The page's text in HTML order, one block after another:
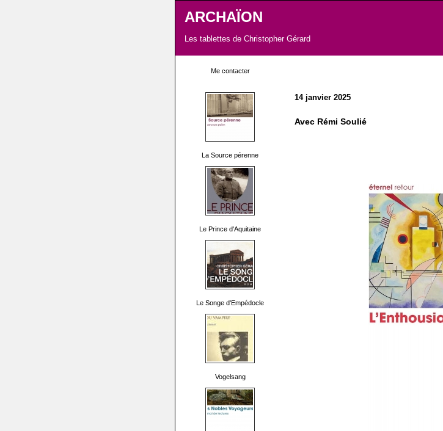
ARCHAÏON
Les tablettes de Christopher Gérard
Me contacter
La Source pérenne
Le Prince d'Aquitaine
Le Songe d'Empédocle
Vogelsang
14 janvier 2025
Avec Rémi Soulié